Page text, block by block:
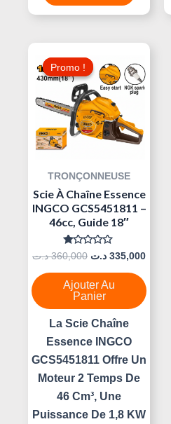
Promo !
Promo !
TRONÇONNEUSE
Scie À Chaîne Essence
INGCO GCS5451811 –
46cc, Guide 18″
Note
0
Sur
5
360,000 د.ت
Prix
Initial
Était :
335,000 د.ت
Le
Actuel
Ajouter Au
Panier
La Scie Chaîne
Essence INGCO
GCS5451811 Offre Un
Moteur 2 Temps De
46 Cm³, Une
Puissance De 1,8 KW